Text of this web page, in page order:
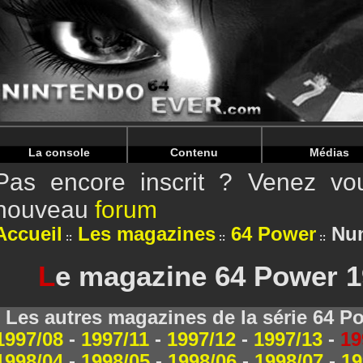
Warning: Undefined array key "HTTP_REFERER" in /
Warning: Undefined array key "HTTP_REFERER" in /
La console Contenu Médias
encore inscrit ? Venez
forum
Les magazines 64 Power
Le magazine 64 Power
Les autres magazines de la série 64
08 - 1997/11 - 1997/12 - 1997/13 -